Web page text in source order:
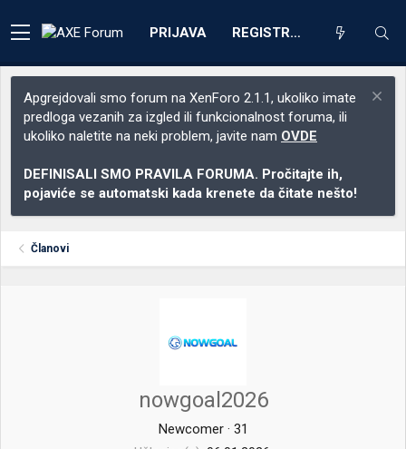
PRIJAVA REGISTRACIJA
Apgrejdovali smo forum na XenForo 2.1.1, ukoliko imate
predloga vezanih za izgled ili funkcionalnost foruma, ili
ukoliko naletite na neki problem, javite nam OVDE
DEFINISALI SMO PRAVILA FORUMA. Pročitajte ih,
pojaviće se automatski kada krenete da čitate nešto!
Članovi
nowgoal2026
Newcomer · 31